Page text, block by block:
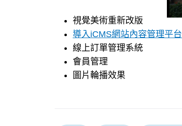
視覺美術重新改版
導入iCMS網站內容管理平台
線上訂單管理系統
會員管理
圖片輪播效果